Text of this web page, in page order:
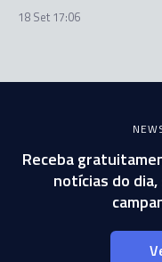
18 Set 17:06
Receba
notícias do